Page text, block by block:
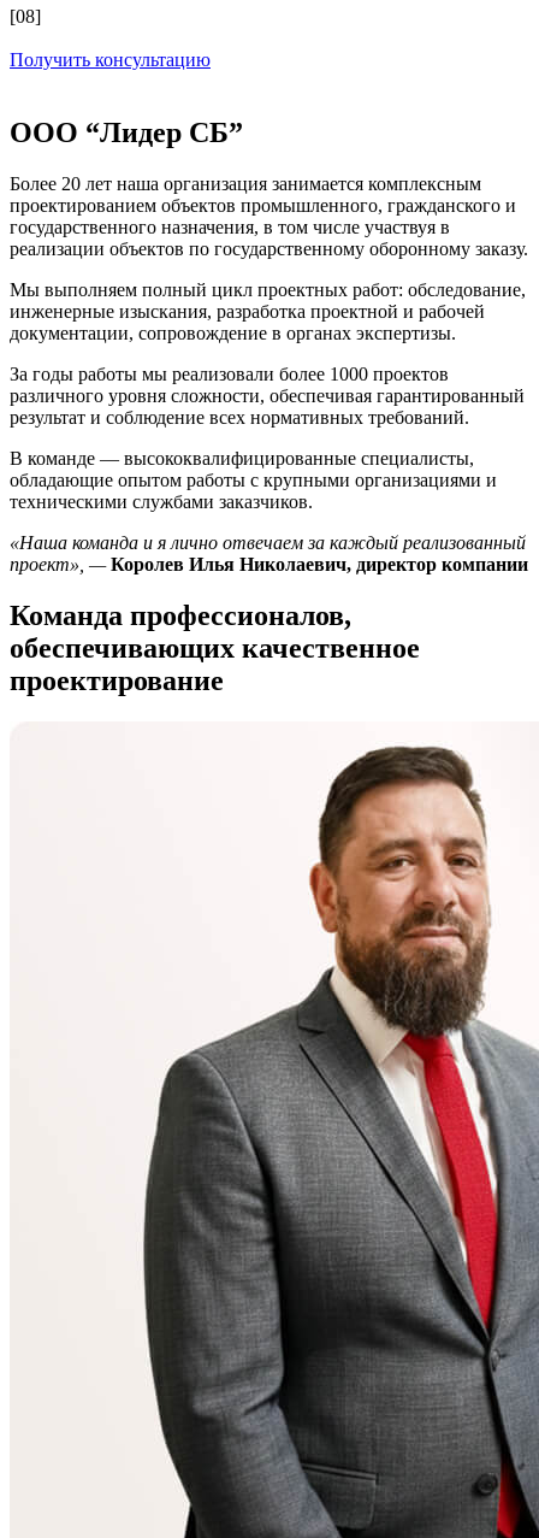
[08]
Получить консультацию
ООО “Лидер СБ”
Более 20 лет наша организация занимается комплексным
проектированием объектов промышленного, гражданского и
государственного назначения, в том числе участвуя в
реализации объектов по государственному оборонному заказу.
Мы выполняем полный цикл проектных работ: обследование,
инженерные изыскания, разработка проектной и рабочей
документации, сопровождение в органах экспертизы.
За годы работы мы реализовали более 1000 проектов
различного уровня сложности, обеспечивая гарантированный
результат и соблюдение всех нормативных требований.
В команде — высококвалифицированные специалисты,
обладающие опытом работы с крупными организациями и
техническими службами заказчиков.
«Наша команда и я лично отвечаем за каждый реализованный
проект», —Королев Илья Николаевич, директор компании
Команда профессионалов,
обеспечивающих качественное
проектирование